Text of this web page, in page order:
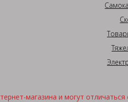
магазина и могут